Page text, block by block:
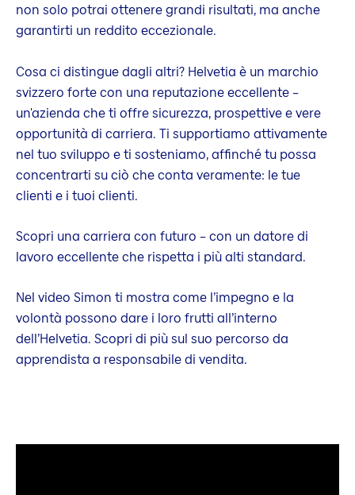
non solo potrai ottenere grandi risultati, ma anche
garantirti un reddito eccezionale.
Cosa ci distingue dagli altri? Helvetia è un marchio
svizzero forte con una reputazione eccellente –
un'azienda che ti offre sicurezza, prospettive e vere
opportunità di carriera. Ti supportiamo attivamente
nel tuo sviluppo e ti sosteniamo, affinché tu possa
concentrarti su ciò che conta veramente: le tue
clienti e i tuoi clienti.
Scopri una carriera con futuro – con un datore di
lavoro eccellente che rispetta i più alti standard.
Nel video Simon ti mostra come l’impegno e la
volontà possono dare i loro frutti all’interno
dell’Helvetia. Scopri di più sul suo percorso da
apprendista a responsabile di vendita.